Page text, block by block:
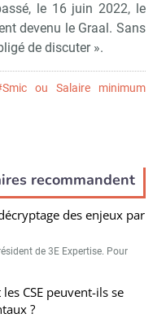
le 16 juin 2022, le
devenu le Graal. Sans
de discuter ».
ou Salaire minimum
recommandent
des enjeux par
de 3E Expertise. Pour
CSE peuvent-ils se
?